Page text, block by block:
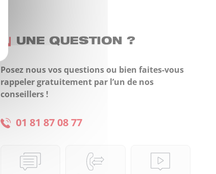
UNE QUESTION ?
Posez nous vos questions ou bien faites-vous
rappeler gratuitement par l’un de nos
conseillers !
01 81 87 08 77